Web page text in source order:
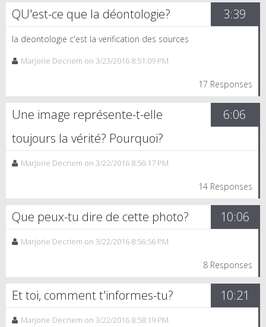
3:39
QU'est-ce que la déontologie?
la deontologie c'est la verification des sources
Marjorie Decriem on 3/23/2016 8:51:09 PM
17 Responses
6:06
Une image représente-t-elle
toujours la vérité? Pourquoi?
Marjorie Decriem on 3/22/2016 8:56:17 PM
14 Responses
10:06
Que peux-tu dire de cette photo?
Marjorie Decriem on 3/22/2016 8:56:56 PM
8 Responses
10:21
Et toi, comment t'informes-tu?
Marjorie Decriem on 3/22/2016 8:58:19 PM